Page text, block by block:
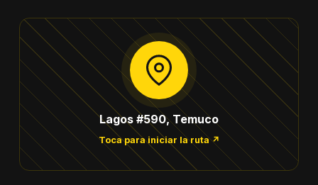
Lagos #590, Temuco
Toca para iniciar la ruta ↗